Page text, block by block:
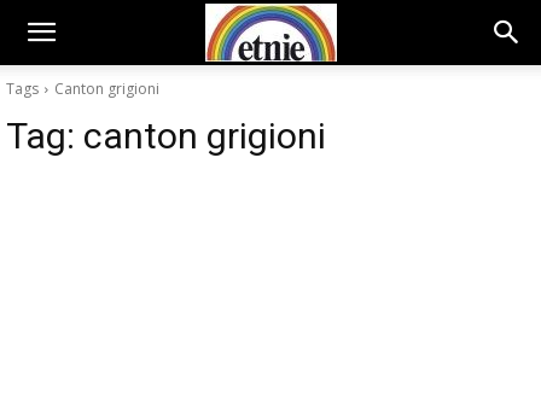
Tags Canton grigioni
Tag: canton grigioni